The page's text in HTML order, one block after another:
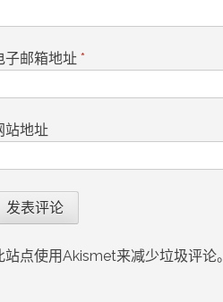
子邮箱地址 *
站地址
站点使用Akismet来减少垃圾评论。